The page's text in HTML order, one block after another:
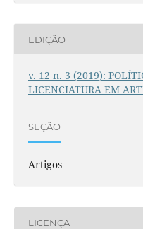
EDIÇÃO
v. 12 n. 3 (2019):
LICENCIATURA EM
SEÇÃO
Artigos
LICENÇA